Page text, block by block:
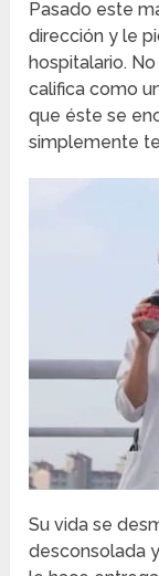
Pasado este
dirección y le
hospitalario.
califica como
que éste se
simplemente
Su vida se
desconsolada